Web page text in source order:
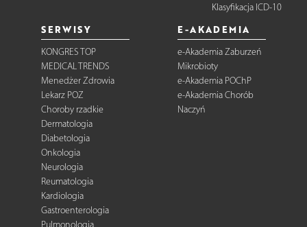
Klasyfikacja ICD-10
SERWISY
KONGRES TOP
MEDICAL TRENDS
Menedżer Zdrowia
Lekarz POZ
Choroby rzadkie
Dermatologia
Diabetologia
Onkologia
Neurologia
Reumatologia
Kardiologia
Gastroenterologia
Pulmonologia
E-AKADEMIA
e-Akademia Zaburzeń
Mikrobioty
e-Akademia POChP
e-Akademia Chorób
Naczyń